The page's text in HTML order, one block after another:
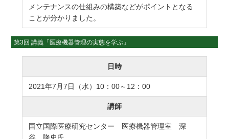
メンテナンスの仕組みの構築などがポイントとなる
ことが分かりました。
第3回 講義「医療機器管理の実態を学ぶ」
日時
2021年7月7日（水）10：00～12：00
講師
国立国際医療研究センター 医療機器管理室 深